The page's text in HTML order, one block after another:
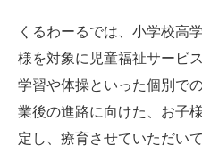
くるわーるでは、小学校高
様を対象に児童福祉サービ
学習や体操といった個別で
業後の進路に向けた、お子
定し、療育させていただい